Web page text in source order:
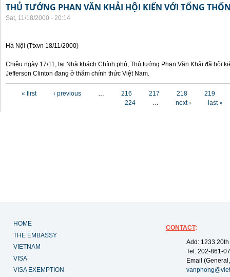
THỦ TƯỚNG PHAN VĂN KHẢI HỘI KIẾN VỚI TỔNG
Sat, 11/18/2000 - 20:14
Hà Nội (Ttxvn 18/11/2000)
Chiều ngày 17/11, tại Nhà khách Chính phủ, Thủ tướng Phan Văn Khải đã hội
Jefferson Clinton đang ở thăm chính thức Việt Nam.
« first ‹ previous … 216 217 218
219
224
… next › last »
HOME
THE EMBASSY
VIETNAM
VISA
VISA EXEMPTION
CONTACT:
Add: 1233
Tel: 202-861-
Email